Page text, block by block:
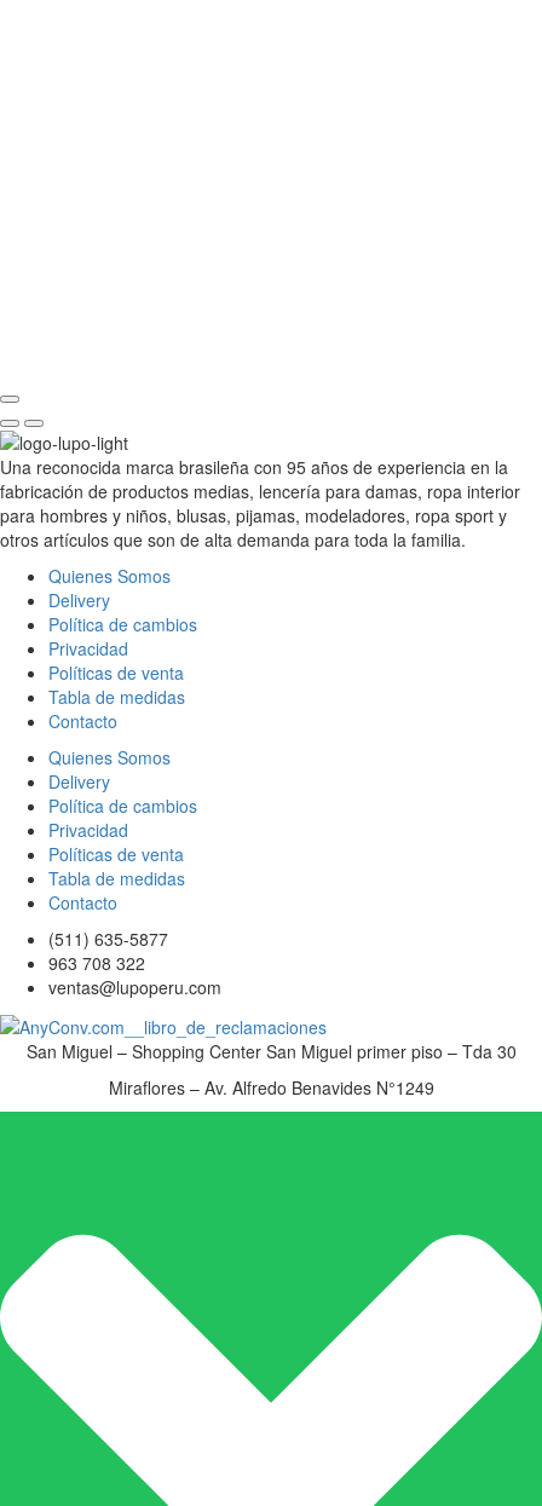
Una reconocida marca brasileña con 95 años de experiencia en la
fabricación de productos medias, lencería para damas, ropa interior
para hombres y niños, blusas, pijamas, modeladores, ropa sport y
otros artículos que son de alta demanda para toda la familia.
Quienes Somos
Delivery
Política de cambios
Privacidad
Políticas de venta
Tabla de medidas
Contacto
Quienes Somos
Delivery
Política de cambios
Privacidad
Políticas de venta
Tabla de medidas
Contacto
(511) 635-5877
963 708 322
ventas@lupoperu.com
San Miguel – Shopping Center San Miguel primer piso – Tda 30
Miraflores – Av. Alfredo Benavides N°1249